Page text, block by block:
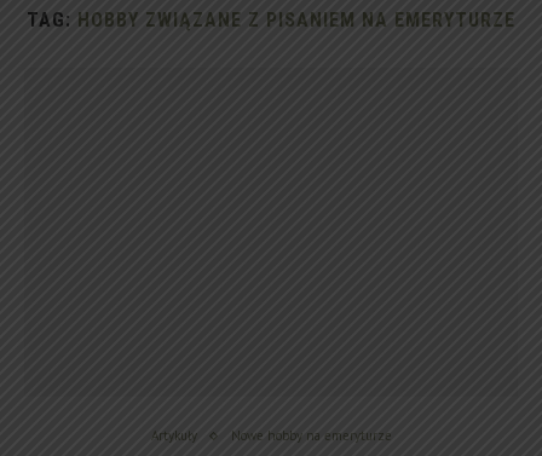
TAG: HOBBY ZWIĄZANE Z PISANIEM NA EMERYTURZE
Artykuły Nowe hobby na emeryturze